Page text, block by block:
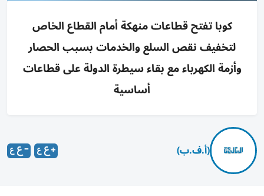
كوبا تفتح قطاعات منهكة أمام القطاع الخاص
لتخفيف نقص السلع والخدمات بسبب الحصار
وأزمة الكهرباء مع بقاء سيطرة الدولة على قطاعات
أساسية
(أ.ف.ب)